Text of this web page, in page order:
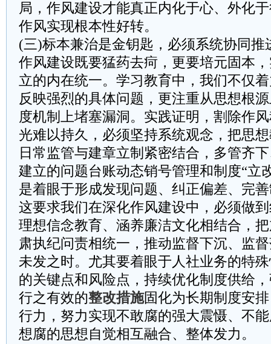
局，作风建设才能真正内化于心、外化
作风实现根本性好转。
(三)标本兼治是金钥匙，必须系统协同推
作风建设既要猛药去疴，更要培元固本
立的内在统一。学习教育中，我们不仅
反映强烈的具体问题，更注重从思想根
度机制上堵塞漏洞。实践证明，割除作
光难以持久，必须坚持系统观念，把思
日常监管与建章立制紧密结合，多管齐
建立的问题台账动态销号管理和制度“立
是着眼于形成发现问题、纠正偏差、完
这要求我们在深化作风建设中，必须做
理想信念教育、涵养廉洁文化相结合，
肃执纪问责相统一，推动监督下沉、监
未发之时。尤其要着眼于人社业务的特
的关键点和风险点，持续优化制度供给
行之有效的整改措施固化为长期制度安
行力，努力实现不敢腐的强大震慑、不
想腐的思想自觉相互融合、整体发力。